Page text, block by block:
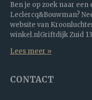
Ben je op zoek naar
Leclercq&Bouwman?
website van
winkel.nlGriftdijk Zuid
Lees meer »
CONTACT